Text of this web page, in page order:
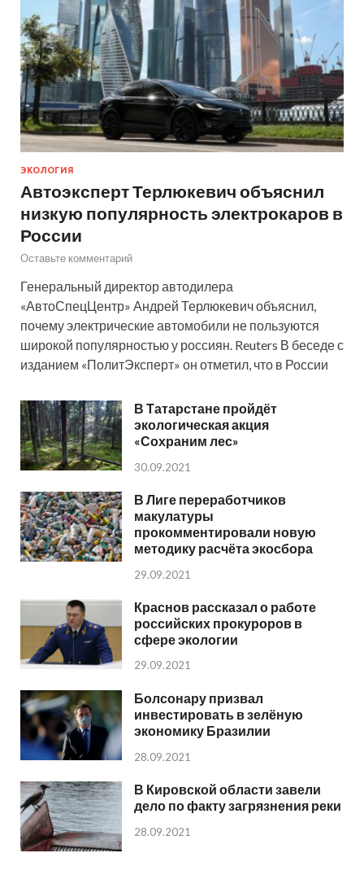
ЭКОЛОГИЯ
Автоэксперт Терлюкевич объяснил
низкую популярность электрокаров в
России
Оставьте комментарий
Генеральный директор автодилера
«АвтоСпецЦентр» Андрей Терлюкевич объяснил,
почему электрические автомобили не пользуются
широкой популярностью у россиян. Reuters В беседе с
изданием «ПолитЭксперт» он отметил, что в России
В Татарстане пройдёт
экологическая акция
«Сохраним лес»
30.09.2021
В Лиге переработчиков
макулатуры
прокомментировали новую
методику расчёта экосбора
29.09.2021
Краснов рассказал о работе
российских прокуроров в
сфере экологии
29.09.2021
Болсонару призвал
инвестировать в зелёную
экономику Бразилии
28.09.2021
В Кировской области завели
дело по факту загрязнения реки
28.09.2021